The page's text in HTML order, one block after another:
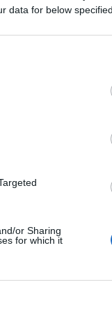
data for below
or Sharing
for which it
M8-as
M60-as
a
is a